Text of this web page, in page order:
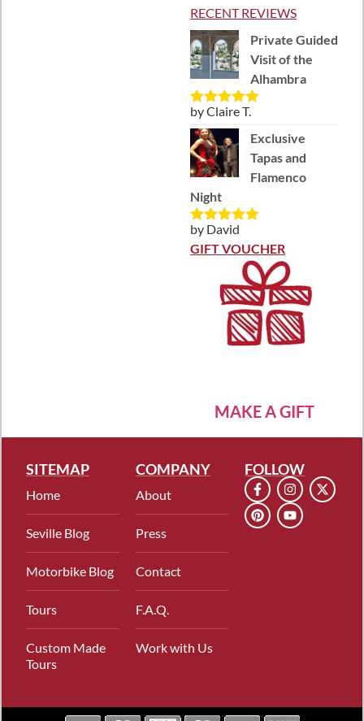
RECENT REVIEWS
Private Guided
Visit of the
Alhambra
Rated5out
of 5
by Claire T.
Exclusive
Tapas and
Flamenco
Night
Rated5out
of 5
by David
GIFT VOUCHER
MAKE A GIFT
SITEMAP
Home
Seville Blog
Motorbike Blog
Tours
Custom Made
Tours
COMPANY
About
Press
Contact
F.A.Q.
Work with Us
FOLLOW